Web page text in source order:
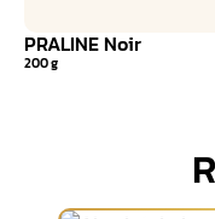
PRALINE Noir
200 g